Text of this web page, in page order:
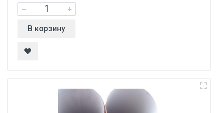
В корзину